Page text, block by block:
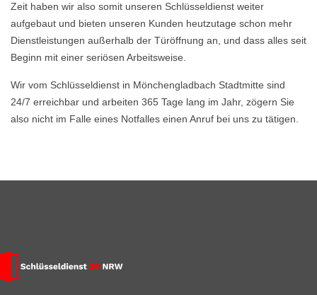
Zeit haben wir also somit unseren Schlüsseldienst weiter
aufgebaut und bieten unseren Kunden heutzutage schon mehr
Dienstleistungen außerhalb der Türöffnung an, und dass alles seit
Beginn mit einer seriösen Arbeitsweise.
Wir vom Schlüsseldienst in Mönchengladbach Stadtmitte sind
24/7 erreichbar und arbeiten 365 Tage lang im Jahr, zögern Sie
also nicht im Falle eines Notfalles einen Anruf bei uns zu tätigen.